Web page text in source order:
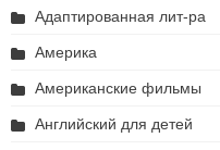
Адаптированная лит-ра
Америка
Американские фильмы
Английский для детей